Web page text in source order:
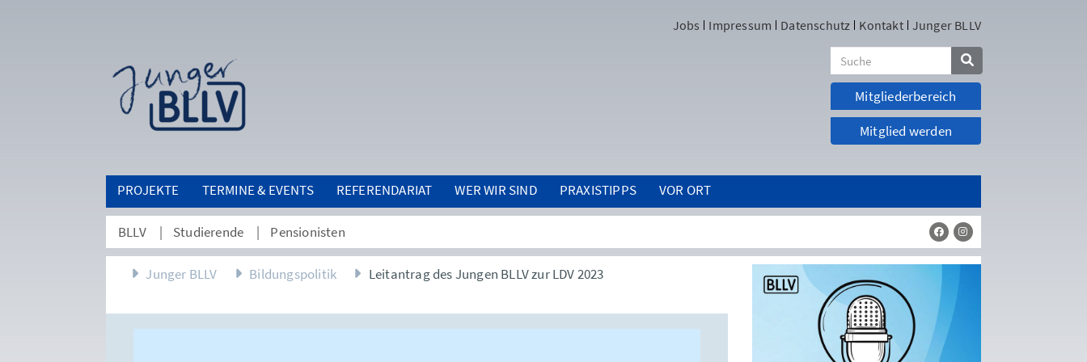
Jobs Impressum Datenschutz Kontakt Junger BLLV
Mitgliederbereich
Mitglied werden
PROJEKTE TERMINE & EVENTS REFERENDARIAT WER WIR SIND PRAXISTIPPS VOR ORT
BLLV Studierende Pensionisten
Junger BLLV Bildungspolitik Leitantrag des Jungen BLLV zur LDV 2023